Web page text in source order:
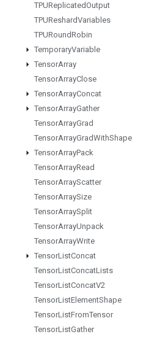
TPUReplicatedOutput
TPUReshardVariables
TPURoundRobin
TemporaryVariable
TensorArray
TensorArrayClose
TensorArrayConcat
TensorArrayGather
TensorArrayGrad
TensorArrayGradWithShape
TensorArrayPack
TensorArrayRead
TensorArrayScatter
TensorArraySize
TensorArraySplit
TensorArrayUnpack
TensorArrayWrite
TensorListConcat
TensorListConcatLists
TensorListConcatV2
TensorListElementShape
TensorListFromTensor
TensorListGather